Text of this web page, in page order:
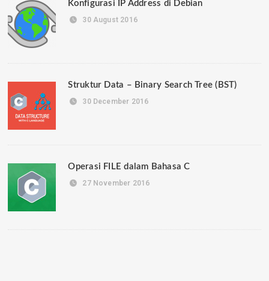
Konfigurasi IP Address di Debian
30 August 2016
Struktur Data – Binary Search Tree (BST)
30 December 2016
Operasi FILE dalam Bahasa C
27 November 2016